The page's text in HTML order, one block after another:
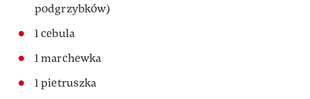
podgrzybków)
1 cebula
1 marchewka
1 pietruszka